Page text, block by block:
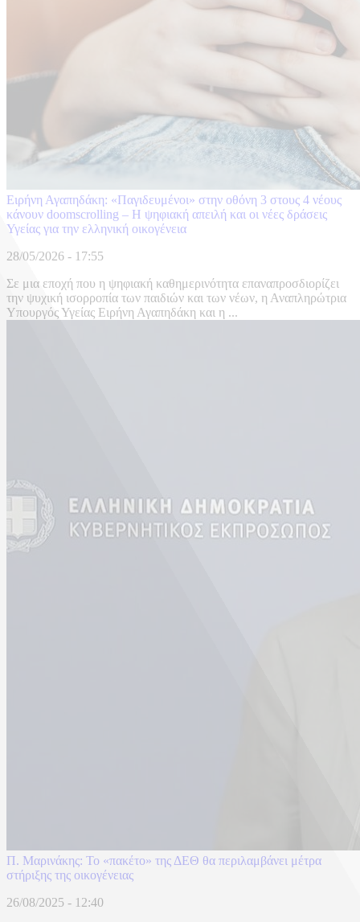
Ειρήνη Αγαπηδάκη: «Παγιδευμένοι» στην οθόνη 3 στους 4 νέους
κάνουν doomscrolling – Η ψηφιακή απειλή και οι νέες δράσεις
Υγείας για την ελληνική οικογένεια
28/05/2026 - 17:55
Σε μια εποχή που η ψηφιακή καθημερινότητα επαναπροσδιορίζει
την ψυχική ισορροπία των παιδιών και των νέων, η Αναπληρώτρια
Υπουργός Υγείας Ειρήνη Αγαπηδάκη και η ...
Π. Μαρινάκης: Το «πακέτο» της ΔΕΘ θα περιλαμβάνει μέτρα
στήριξης της οικογένειας
26/08/2025 - 12:40